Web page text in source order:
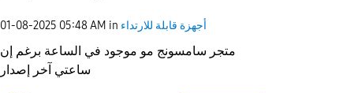
‎01-08-2025 05:48 AM in أجهزة قابلة للارتداء
متجر سامسونج مو موجود في الساعة برغم إن
ساعتي آخر إصدار